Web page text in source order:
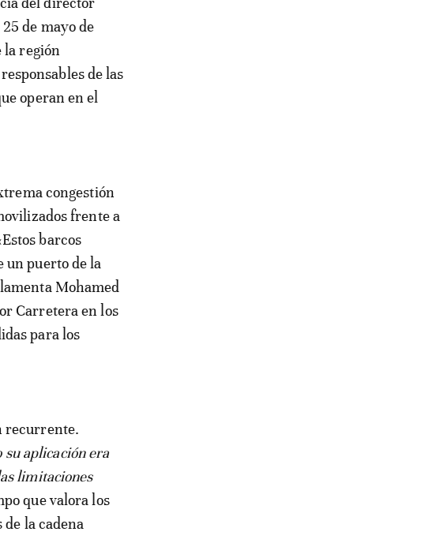
de mayo de
la región
de las
operan en el
congestión
frente a
barcos
un puerto de la
Mohamed
Carretera en los
para los
recurrente.
aplicación era
limitaciones
que valora los
la cadena